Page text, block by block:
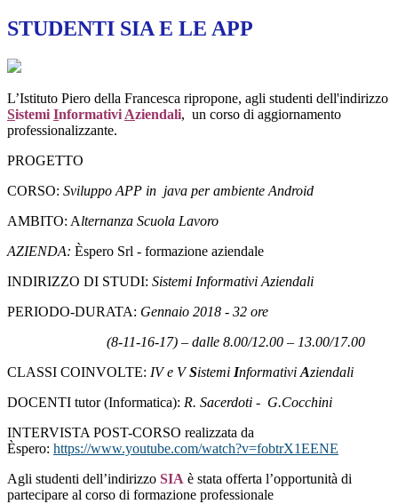
STUDENTI SIA E LE APP
L’Istituto Piero della Francesca ripropone, agli studenti dell'indirizzo
Sistemi Informativi Aziendali, un corso di aggiornamento
professionalizzante.
PROGETTO
CORSO: Sviluppo APP in java per ambiente Android
AMBITO: Alternanza Scuola Lavoro
AZIENDA: Èspero Srl - formazione aziendale
INDIRIZZO DI STUDI: Sistemi Informativi Aziendali
PERIODO-DURATA: Gennaio 2018 - 32 ore
(8-11-16-17) – dalle 8.00/12.00 – 13.00/17.00
CLASSI COINVOLTE: IV e VSistemi Informativi Aziendali
DOCENTI tutor (Informatica): R. Sacerdoti - G.Cocchini
INTERVISTA POST-CORSO realizzata da
Èspero: https://www.youtube.com/watch?v=fobtrX1EENE
Agli studenti dell’indirizzo SIA è stata offerta l’opportunità di
partecipare al corso di formazione professionale